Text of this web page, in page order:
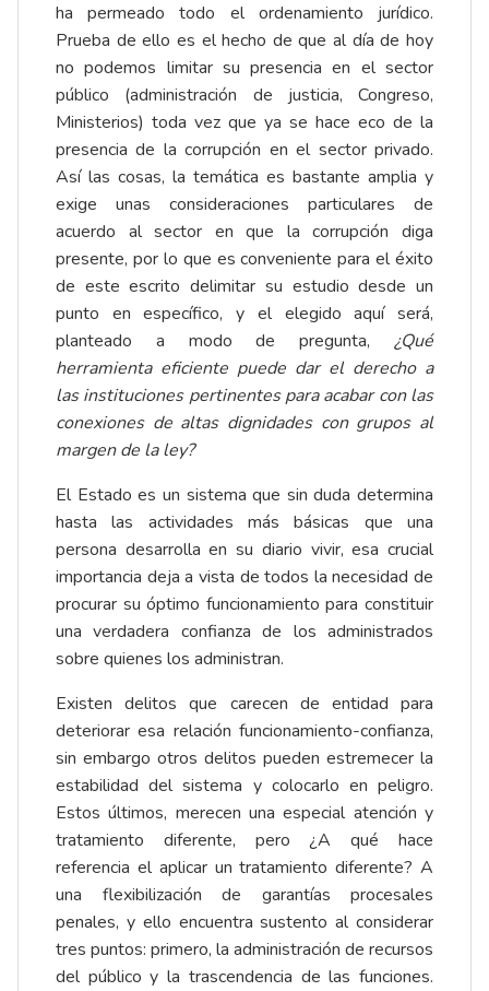
ha permeado todo el ordenamiento jurídico.
Prueba de ello es el hecho de que al día de hoy
no podemos limitar su presencia en el sector
público (administración de justicia, Congreso,
Ministerios) toda vez que ya se hace eco de la
presencia de la corrupción en el sector privado.
Así las cosas, la temática es bastante amplia y
exige unas consideraciones particulares de
acuerdo al sector en que la corrupción diga
presente, por lo que es conveniente para el éxito
de este escrito delimitar su estudio desde un
punto en específico, y el elegido aquí será,
planteado a modo de pregunta, ¿Qué
herramienta eficiente puede dar el derecho a
las instituciones pertinentes para acabar con las
conexiones de altas dignidades con grupos al
margen de la ley?
El Estado es un sistema que sin duda determina
hasta las actividades más básicas que una
persona desarrolla en su diario vivir, esa crucial
importancia deja a vista de todos la necesidad de
procurar su óptimo funcionamiento para constituir
una verdadera confianza de los administrados
sobre quienes los administran.
Existen delitos que carecen de entidad para
deteriorar esa relación funcionamiento-confianza,
sin embargo otros delitos pueden estremecer la
estabilidad del sistema y colocarlo en peligro.
Estos últimos, merecen una especial atención y
tratamiento diferente, pero ¿A qué hace
referencia el aplicar un tratamiento diferente? A
una flexibilización de garantías procesales
penales, y ello encuentra sustento al considerar
tres puntos: primero, la administración de recursos
del público y la trascendencia de las funciones.